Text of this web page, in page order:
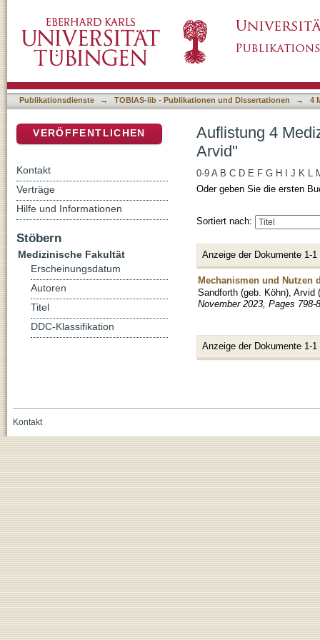
Publikationsdienste → TOBIAS-lib - Publikationen und Dissertationen → 4
Auflistung 4
Arvid"
0-9 A B C D E F G H J K L
Oder geben Sie die ersten
Sortiert nach:
Anzeige der Dokumente 1-1
Mechanismen und Nutzen
Sandforth (geb. Köhn), Arvid (
November 2023, Pages 798-
Anzeige der Dokumente 1-1
VERÖFFENTLICHEN
Kontakt
Verträge
Hilfe und Informationen
Stöbern
Medizinische Fakultät
Erscheinungsdatum
Autoren
Titel
DDC-Klassifikation
Kontakt